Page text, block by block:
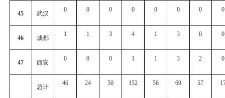
45 武汉
0 0 0 0 0 0 0 0
46 成都
1 1 3 4 1 3 0 0
47 西安
0 0 0 1 1 3 2 0
总计
46 24 50 152 56 69 57